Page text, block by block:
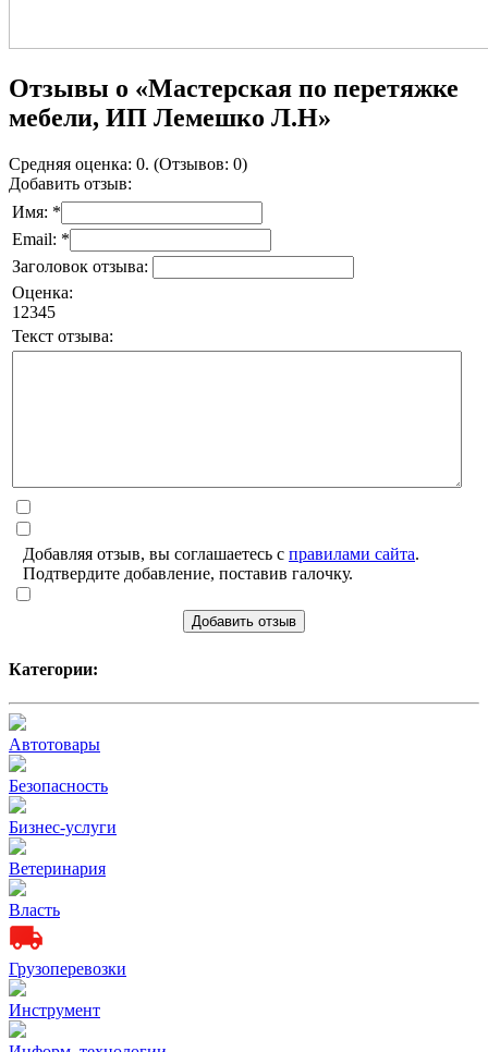
Отзывы о «Мастерская по перетяжке
мебели, ИП Лемешко Л.Н»
Средняя оценка: 0. (Отзывов: 0)
Добавить отзыв:
Имя: *
Email: *
Заголовок отзыва:
Оценка:
1 2345
Текст отзыва:
Добавляя отзыв, вы соглашаетесь с правилами сайта.
Подтвердите добавление, поставив галочку.
Добавить отзыв
Категории:
Автотовары
Безопасность
Бизнес-услуги
Ветеринария
Власть
Грузоперевозки
Инструмент